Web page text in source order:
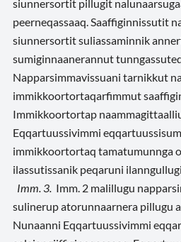
siunnersortit pillugit
peerneqassaaq. Saaffiginnissutit
siunnersortit suliassaminnik
sumiginnaanerannut
Napparsimmavissuani tarnikkut
immikkoortortaqarfimmut
Immikkoortortap
Eqqartuussivimmi
immikkoortortaq tamatumunnga
ilassutissanik peqaruni
Imm. 3. Imm. 2 malillugu
sulinerup atorunnaarnera pillugu
Nunaanni Eqqartuussivimmi